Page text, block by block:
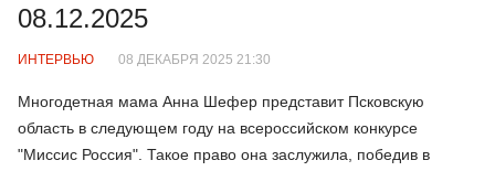
08.12.2025
ИНТЕРВЬЮ 08 ДЕКАБРЯ 2025 21:30
Многодетная мама Анна Шефер представит Псковскую
область в следующем году на всероссийском конкурсе
"Миссис Россия". Такое право она заслужила, победив в